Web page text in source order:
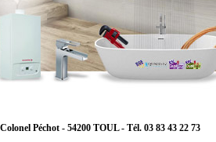
Péchot - 54200 TOUL - Tél. 03 83 43 22 73